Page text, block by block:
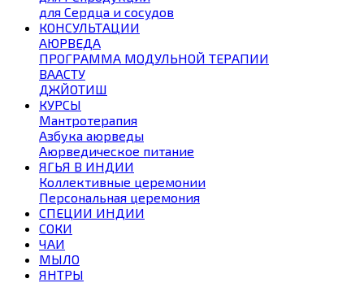
для Сердца и сосудов
КОНСУЛЬТАЦИИ
АЮРВЕДА
ПРОГРАММА МОДУЛЬНОЙ ТЕРАПИИ
ВААСТУ
ДЖЙОТИШ
КУРСЫ
Мантротерапия
Азбука аюрведы
Аюрведическое питание
ЯГЬЯ В ИНДИИ
Коллективные церемонии
Персональная церемония
СПЕЦИИ ИНДИИ
СОКИ
ЧАИ
МЫЛО
ЯНТРЫ